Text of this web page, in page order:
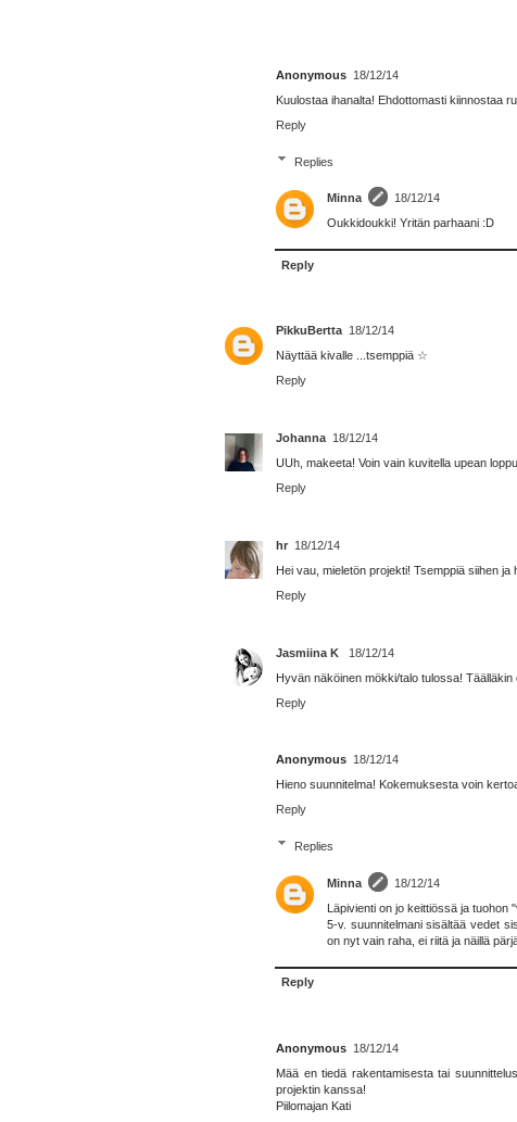
Anonymous 18/12/14
Kuulostaa ihanalta! Ehdottomasti kiinnostaa
Reply
Replies
Minna
18/12/14
Oukkidoukki! Yritän parhaani :D
Reply
PikkuBertta 18/12/14
Näyttää kivalle ...tsemppiä ☆
Reply
Johanna 18/12/14
UUh, makeeta! Voin vain kuvitella upean
Reply
hr 18/12/14
Hei vau, mieletön projekti! Tsemppiä siihen ja
Reply
Jasmiina K
18/12/14
Hyvän näköinen mökki/talo tulossa!
Reply
Anonymous 18/12/14
Hieno suunnitelma! Kokemuksesta voin
Reply
Replies
Minna
18/12/14
Läpivienti on jo keittiössä ja tuohon
5-v. suunnitelmani sisältää vedet
on nyt vain raha, ei riitä ja näillä
Reply
Anonymous 18/12/14
Mää en tiedä rakentamisesta tai
projektin kanssa!
Piilomajan Kati